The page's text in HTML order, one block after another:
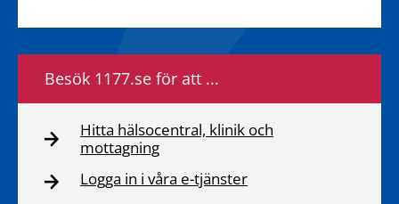
Besök 1177.se för att ...
Hitta hälsocentral, klinik och
mottagning
Logga in i våra e-tjänster